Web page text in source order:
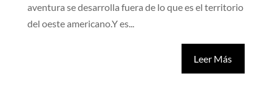
aventura se desarrolla fuera de lo que es el territorio
del oeste americano.Y es...
Leer Más